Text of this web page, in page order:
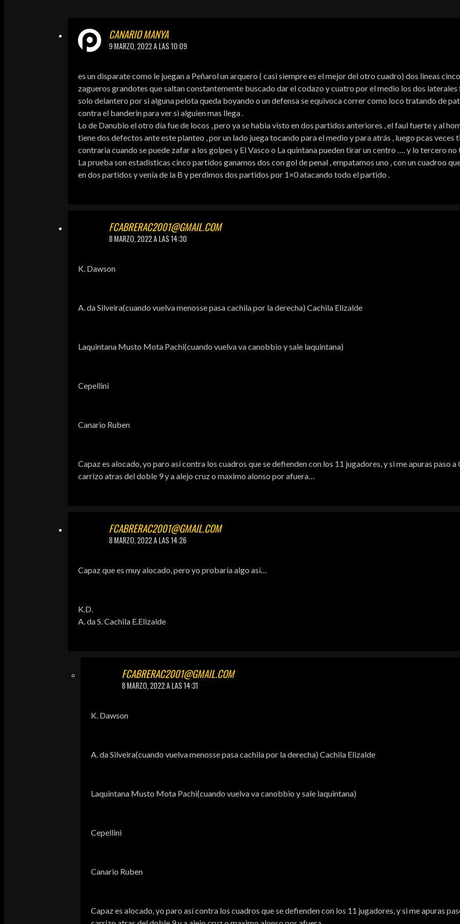
CANARIO MANYA
9 MARZO, 2022 A LAS 10:09
es un disparate como le juegan a Peñarol un arquero ( casi siempre es el mejor del otro cuadro) dos lineas
zagueros grandotes que saltan constantemente buscado dar el codazo y cuatro por el medio los dos
solo delantero por si alguna pelota queda boyando o un defensa se equivoca correr como loco tratando de
contra el banderin para ver si alguien mas llega .
Lo de Danubio el otro día fue de locos , pero ya se habia visto en dos partidos anteriores , el faul fuerte y al
tiene dos defectos ante este planteo , por un lado juega tocando para el medio y para atrás , luego pcas veces
contraria cuando se puede zafar a los golpes y El Vasco o La quintana pueden tirar un centro …. y lo tercero no
La prueba son estadisticas cinco partidos ganamos dos con gol de penal , empatamos uno , con un cuadroo
en dos partidos y venía de la B y perdimos dos partidos por 1×0 atacando todo el partido .
FCABRERAC2001@GMAIL.COM
8 MARZO, 2022 A LAS 14:30
K. Dawson
A. da Silveira(cuando vuelva menosse pasa cachila por la derecha) Cachila Elizalde
Laquintana Musto Mota Pachi(cuando vuelva va canobbio y sale laquintana)
Cepellini
Canario Ruben
Capaz es alocado, yo paro así contra los cuadros que se defienden con los 11 jugadores, y si me apuras paso
carrizo atras del doble 9 y a alejo cruz o maximo alonso por afuera…
FCABRERAC2001@GMAIL.COM
8 MARZO, 2022 A LAS 14:26
Capaz que es muy alocado, pero yo probaría algo así…
K.D.
A. da S. Cachila E.Elizalde
FCABRERAC2001@GMAIL.COM
8 MARZO, 2022 A LAS 14:31
K. Dawson
A. da Silveira(cuando vuelva menosse pasa cachila por la derecha) Cachila Elizalde
Laquintana Musto Mota Pachi(cuando vuelva va canobbio y sale laquintana)
Cepellini
Canario Ruben
Capaz es alocado, yo paro así contra los cuadros que se defienden con los 11 jugadores, y si me apuras